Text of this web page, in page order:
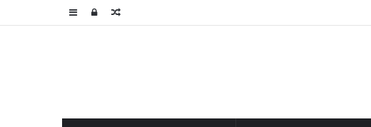
عمودتسجيلمقال